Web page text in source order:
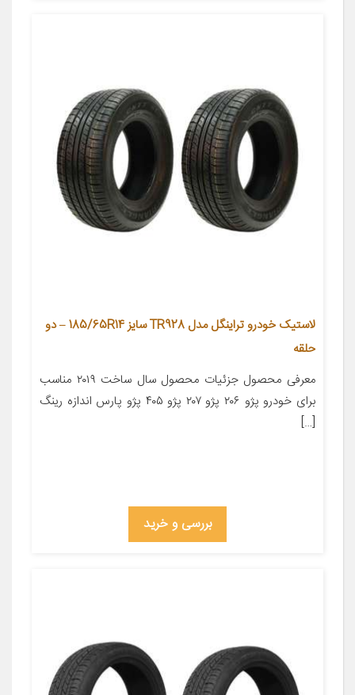
لاستیک خودرو تراینگل مدل TR928 سایز 185/65R14 – دو
حلقه
معرفی محصول جزئیات محصول سال ساخت ۲۰۱۹ مناسب
برای خودرو پژو ۲۰۶ پژو ۲۰۷ پژو ۴۰۵ پژو پارس اندازه رینگ
[…]
بررسی و خرید